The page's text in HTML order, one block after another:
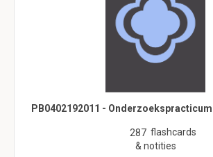
PB0402192011 -
287 flashcards
& notities